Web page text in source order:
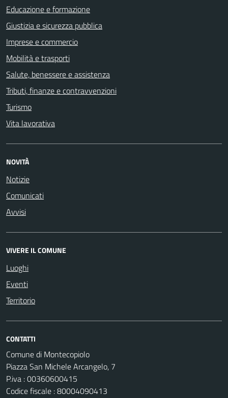
Educazione e formazione
Giustizia e sicurezza pubblica
Imprese e commercio
Mobilità e trasporti
Salute, benessere e assistenza
Tributi, finanze e contravvenzioni
Turismo
Vita lavorativa
NOVITÀ
Notizie
Comunicati
Avvisi
VIVERE IL COMUNE
Luoghi
Eventi
Territorio
CONTATTI
Comune di Montecopiolo
Piazza San Michele Arcangelo, 7
P.iva : 00360600415
Codice fiscale : 80004090413